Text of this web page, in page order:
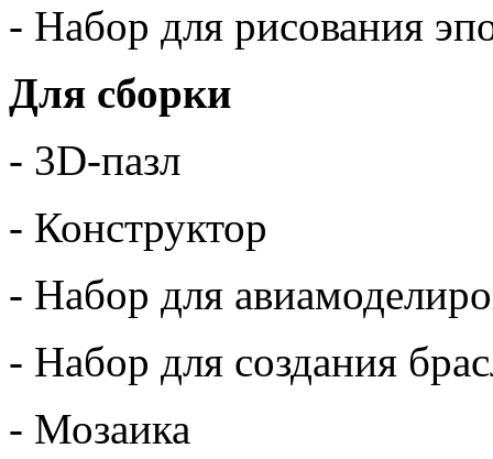
- Набор для рисования
Для сборки
- 3D-пазл
- Конструктор
- Набор для
- Набор для создания
- Мозаика